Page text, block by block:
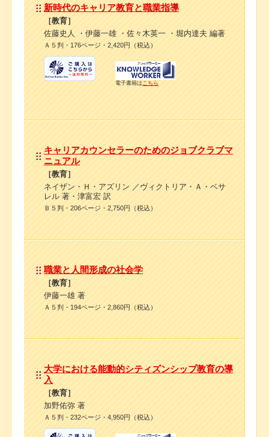
新時代のキャリア教育と職業指導
［教育］
佐藤史人 ・伊藤一雄 ・佐々木英一 ・堀内達夫 編著
Ａ５判・176ページ・2,420円（税込）
電子書籍はこちら
キャリアカウンセラーのためのジョブクラブマ
ニュアル
［教育］
ネイザン・Ｈ・アズリン ／ヴィクトリア・Ａ・ベサ
レル 著・津富宏 訳
Ｂ５判・206ページ・2,750円（税込）
職業と人間形成の社会学
［教育］
伊藤一雄 著
Ａ５判・194ページ・2,860円（税込）
大学における能動的シティズンシップ教育の導
入
［教育］
加野佑弥 著
Ａ５判・232ページ・4,950円（税込）